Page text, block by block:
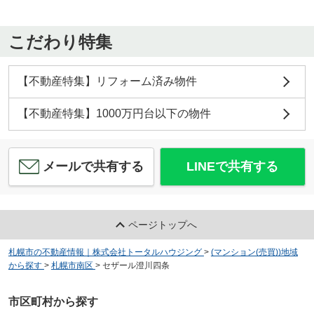
こだわり特集
【不動産特集】リフォーム済み物件
【不動産特集】1000万円台以下の物件
メールで共有する LINEで共有する
ページトップへ
札幌市の不動産情報｜株式会社トータルハウジング > (マンション(売買))地域
から探す > 札幌市南区 > セザール澄川四条
市区町村から探す